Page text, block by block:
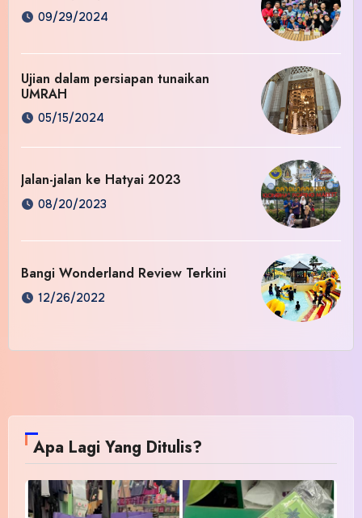
09/29/2024
Ujian dalam persiapan tunaikan
UMRAH
05/15/2024
Jalan-jalan ke Hatyai 2023
08/20/2023
Bangi Wonderland Review Terkini
12/26/2022
Apa Lagi Yang Ditulis?